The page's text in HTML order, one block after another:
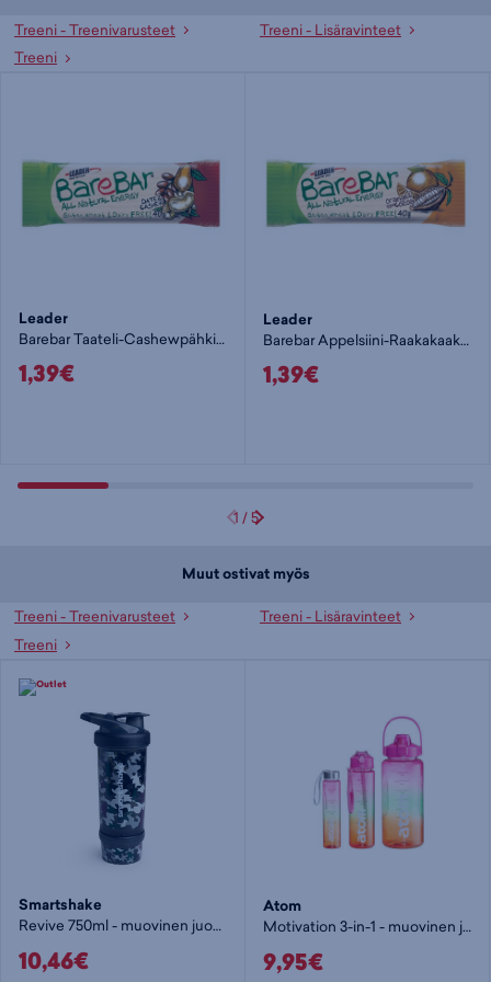
Treeni - Treenivarusteet
Treeni - Lisäravinteet
Treeni
Leader
Barebar Taateli-Cashewpähkinä 40g - patukka
1,39€
Leader
Barebar Appelsiini-Raakakaakao 40g - patukka
1,39€
1 /5
Muut ostivat myös
Treeni - Treenivarusteet
Treeni - Lisäravinteet
Treeni
Smartshake
Revive 750ml - muovinen juomapullo
10,46€
Atom
Motivation 3-in-1 - muovinen juomapullo
9,95€